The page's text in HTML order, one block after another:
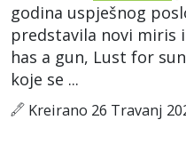
godina uspješnog
predstavila novi miris
has a gun, Lust for
koje se ...
Kreirano 26 Travanj